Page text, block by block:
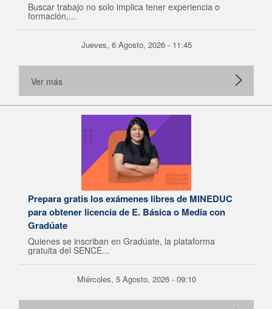
Buscar trabajo no solo implica tener experiencia o
formación,...
Jueves, 6 Agosto, 2026 - 11:45
Ver más
Prepara gratis los exámenes libres de MINEDUC
para obtener licencia de E. Básica o Media con
Gradúate
Quienes se inscriban en Gradúate, la plataforma
gratuita del SENCE...
Miércoles, 5 Agosto, 2026 - 09:10